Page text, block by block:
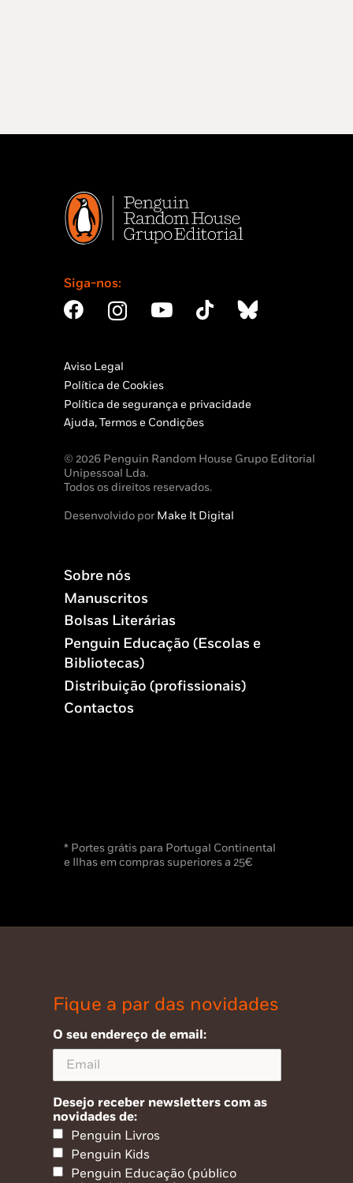
Siga-nos:
Aviso Legal
Política de Cookies
Política de segurança e privacidade
Ajuda, Termos e Condições
© 2026 Penguin Random House Grupo Editorial
Unipessoal Lda.
Todos os direitos reservados.
Desenvolvido porMake It Digital
Sobre nós
Manuscritos
Bolsas Literárias
Penguin Educação (Escolas e
Bibliotecas)
Distribuição (profissionais)
Contactos
* Portes grátis para Portugal Continental
e Ilhas em compras superiores a 25€
Fique a par das novidades
O seu endereço de email:
Desejo receber newsletters com as
novidades de:
Penguin Livros
Penguin Kids
Penguin Educação (público